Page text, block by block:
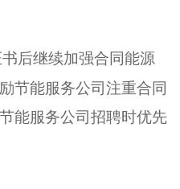
后继续加强合同能源
节能服务公司注重合同
能服务公司招聘时优先